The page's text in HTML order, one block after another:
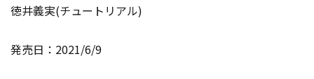
徳井義実(チュートリアル)
発売日：2021/6/9